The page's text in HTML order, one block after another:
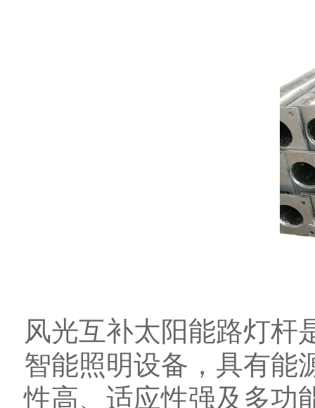
风光互补太阳能路灯杆
智能照明设备，具有能
性高、适应性强及多功